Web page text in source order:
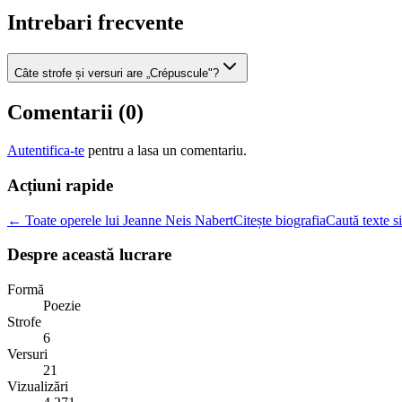
Intrebari frecvente
Câte strofe și versuri are „Crépuscule"?
Comentarii (0)
Autentifica-te pentru a lasa un comentariu.
Acțiuni rapide
← Toate operele lui Jeanne Neis NabertCitește biografiaCaută texte
Despre această lucrare
Formă
Poezie
Strofe
6
Versuri
21
Vizualizări